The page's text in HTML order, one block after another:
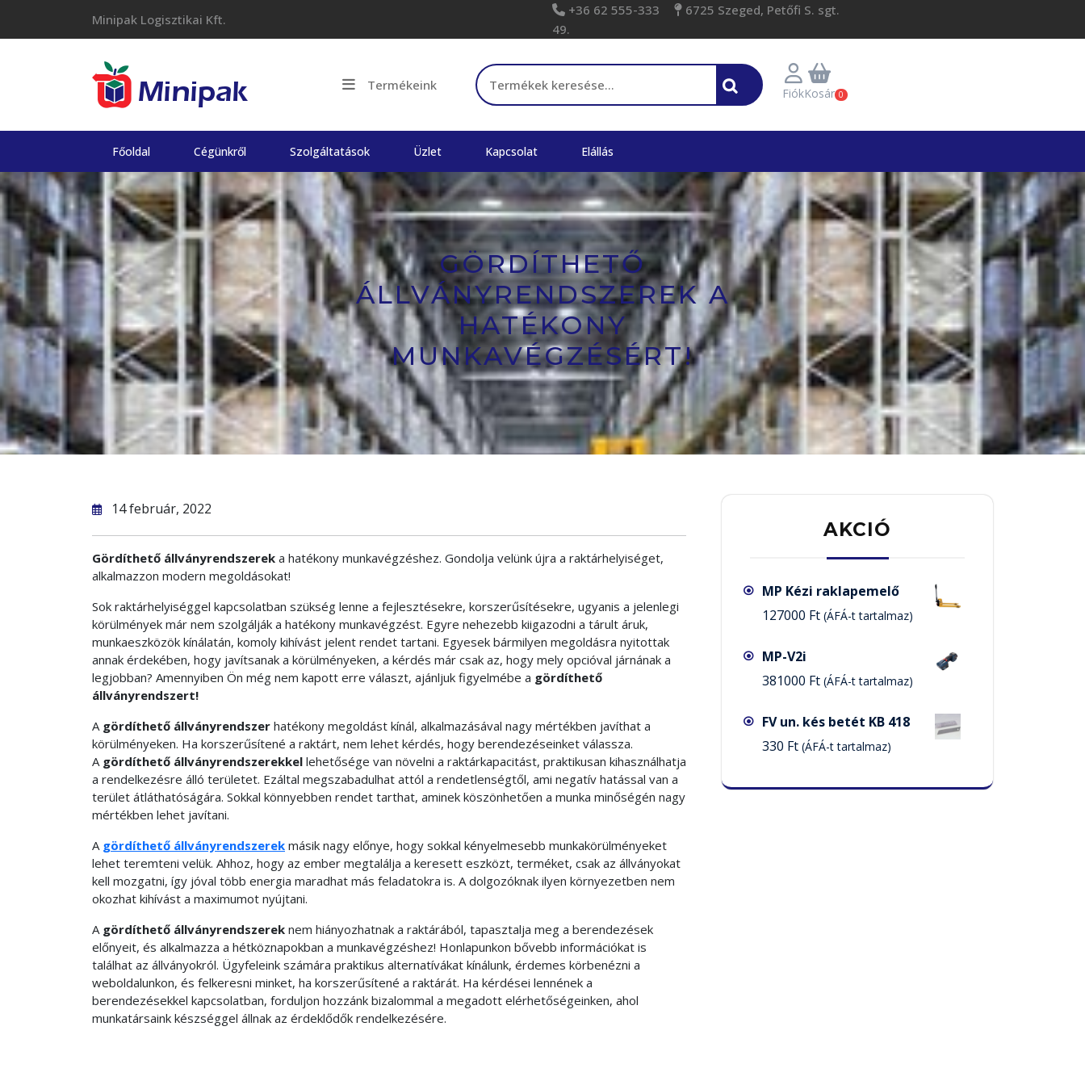
Minipak Logisztikai Kft.
+36 62 555-333
6725 Szeged, Petőfi S. sgt.
49.
Termékeink
Keresés
a
következőre:
FiókKosár 0
Főoldal Cégünkről Szolgáltatások Üzlet Kapcsolat Elállás
GÖRDÍTHETŐ
ÁLLVÁNYRENDSZEREK A
HATÉKONY
MUNKAVÉGZÉSÉRT!
14 február, 2022
Gördíthető állványrendszerek a hatékony munkavégzéshez. Gondolja velünk újra a raktárhelyiséget,
alkalmazzon modern megoldásokat!
Sok raktárhelyiséggel kapcsolatban szükség lenne a fejlesztésekre, korszerűsítésekre, ugyanis a jelenlegi
körülmények már nem szolgálják a hatékony munkavégzést. Egyre nehezebb kiigazodni a tárult áruk,
munkaeszközök kínálatán, komoly kihívást jelent rendet tartani. Egyesek bármilyen megoldásra nyitottak
annak érdekében, hogy javítsanak a körülményeken, a kérdés már csak az, hogy mely opcióval járnának a
legjobban? Amennyiben Ön még nem kapott erre választ, ajánljuk figyelmébe a gördíthető
állványrendszert!
A gördíthető állványrendszer hatékony megoldást kínál, alkalmazásával nagy mértékben javíthat a
körülményeken. Ha korszerűsítené a raktárt, nem lehet kérdés, hogy berendezéseinket válassza.
A gördíthető állványrendszerekkel lehetősége van növelni a raktárkapacitást, praktikusan kihasználhatja
a rendelkezésre álló területet. Ezáltal megszabadulhat attól a rendetlenségtől, ami negatív hatással van a
terület átláthatóságára. Sokkal könnyebben rendet tarthat, aminek köszönhetően a munka minőségén nagy
mértékben lehet javítani.
A gördíthető állványrendszerek másik nagy előnye, hogy sokkal kényelmesebb munkakörülményeket
lehet teremteni velük. Ahhoz, hogy az ember megtalálja a keresett eszközt, terméket, csak az állványokat
kell mozgatni, így jóval több energia maradhat más feladatokra is. A dolgozóknak ilyen környezetben nem
okozhat kihívást a maximumot nyújtani.
A gördíthető állványrendszerek nem hiányozhatnak a raktárából, tapasztalja meg a berendezések
előnyeit, és alkalmazza a hétköznapokban a munkavégzéshez! Honlapunkon bővebb információkat is
találhat az állványokról. Ügyfeleink számára praktikus alternatívákat kínálunk, érdemes körbenézni a
weboldalunkon, és felkeresni minket, ha korszerűsítené a raktárát. Ha kérdései lennének a
berendezésekkel kapcsolatban, forduljon hozzánk bizalommal a megadott elérhetőségeinken, ahol
munkatársaink készséggel állnak az érdeklődők rendelkezésére.
AKCIÓ
MP Kézi raklapemelő
127000 Ft (ÁFÁ-t tartalmaz)
MP-V2i
381000 Ft (ÁFÁ-t tartalmaz)
FV un. kés betét KB 418
330 Ft (ÁFÁ-t tartalmaz)